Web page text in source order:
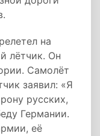
на
лётчик. Он
Самолёт
заявил: «Я
русских,
Германии.
её